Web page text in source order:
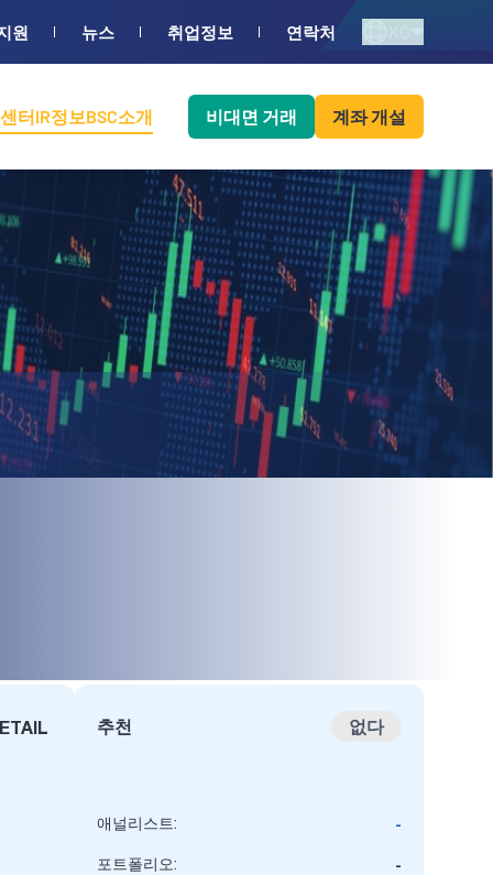
원 뉴스 취업정보 연락처
터IR정보BSC소개 비대면 거래 계좌 개설
추천 없다
애널리스트: -
포트폴리오: -